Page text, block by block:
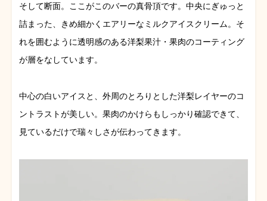
そして断面。ここがこのバーの真骨頂です。中央にぎゅっと
詰まった、きめ細かくエアリーなミルクアイスクリーム。そ
れを囲むように透明感のある洋梨果汁・果肉のコーティング
が層をなしています。
中心の白いアイスと、外周のとろりとした洋梨レイヤーのコ
ントラストが美しい。果肉のかけらもしっかり確認できて、
見ているだけで瑞々しさが伝わってきます。